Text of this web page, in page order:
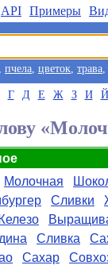
API Примеры
, пчела, цветок, трава,
Г Д Е Ж З И Й
Молочная
Сливки
Сливка
Сахар